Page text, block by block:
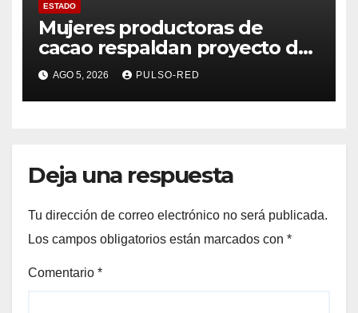
ESTADO
Mujeres productoras de
cacao respaldan proyecto de
Alfonso Sánchez García
rumbo a la Coordinación
Estatal de Morena
AGO 5, 2026 PULSO-RED
Deja una respuesta
Tu dirección de correo electrónico no será publicada.
Los campos obligatorios están marcados con *
Comentario *